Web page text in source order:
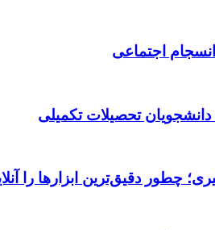
دانشجویان تحصیلات تکمیلی
چطور دقیق‌ترین ابزارها را